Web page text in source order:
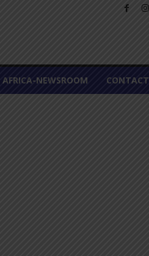
AFRICA-NEWSROOM CONTACT